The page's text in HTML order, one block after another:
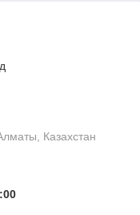
Казахстан